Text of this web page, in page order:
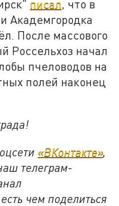
писал , что в
Академгородка
После массового
Россельхоз начал
пчеловодов на
полей наконец
«ВКонтакте»,
телеграм-
чем поделиться